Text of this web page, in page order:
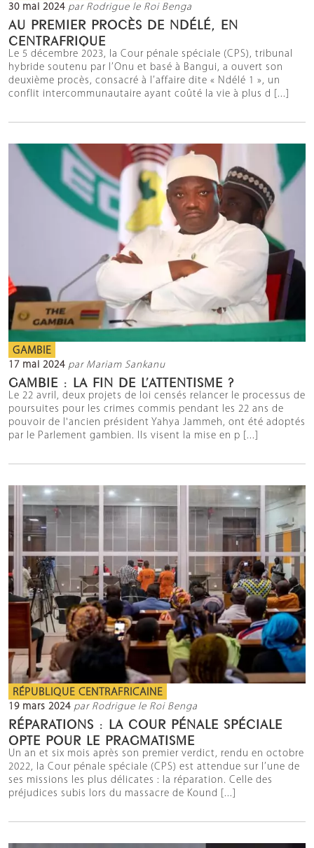
30 mai 2024 par Rodrigue le Roi Benga
AU PREMIER PROCÈS DE NDÉLÉ, EN
CENTRAFRIQUE
Le 5 décembre 2023, la Cour pénale spéciale (CPS), tribunal
hybride soutenu par l’Onu et basé à Bangui, a ouvert son
deuxième procès, consacré à l’affaire dite « Ndélé 1 », un
conflit intercommunautaire ayant coûté la vie à plus d [...]
GAMBIE
17 mai 2024 par Mariam Sankanu
GAMBIE : LA FIN DE L’ATTENTISME ?
Le 22 avril, deux projets de loi censés relancer le processus de
poursuites pour les crimes commis pendant les 22 ans de
pouvoir de l'ancien président Yahya Jammeh, ont été adoptés
par le Parlement gambien. Ils visent la mise en p [...]
RÉPUBLIQUE CENTRAFRICAINE
19 mars 2024 par Rodrigue le Roi Benga
RÉPARATIONS : LA COUR PÉNALE SPÉCIALE
OPTE POUR LE PRAGMATISME
Un an et six mois après son premier verdict, rendu en octobre
2022, la Cour pénale spéciale (CPS) est attendue sur l’une de
ses missions les plus délicates : la réparation. Celle des
préjudices subis lors du massacre de Kound [...]